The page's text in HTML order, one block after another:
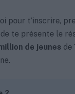
pour t’inscrire,
te présente le
de jeunes de